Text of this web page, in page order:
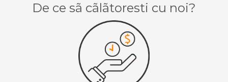
De ce sã cãlãtoresti cu noi?